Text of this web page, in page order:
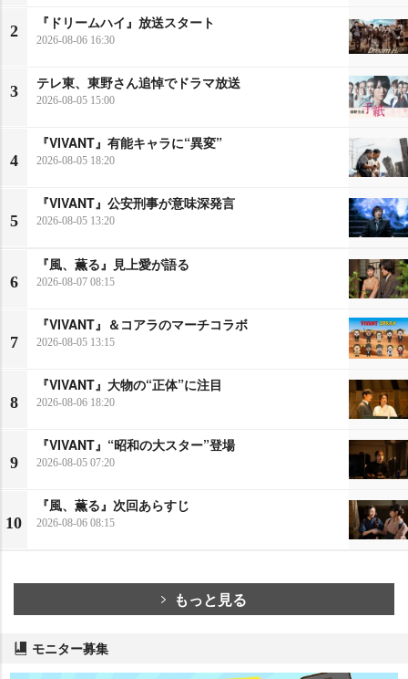
2
『ドリームハイ』放送スタート
2026-08-06 16:30
3
テレ東、東野さん追悼でドラマ放送
2026-08-05 15:00
4
『VIVANT』有能キャラに“異変”
2026-08-05 18:20
5
『VIVANT』公安刑事が意味深発言
2026-08-05 13:20
6
『風、薫る』見上愛が語る
2026-08-07 08:15
7
『VIVANT』＆コアラのマーチコラボ
2026-08-05 13:15
8
『VIVANT』大物の“正体”に注目
2026-08-06 18:20
9
『VIVANT』“昭和の大スター”登場
2026-08-05 07:20
10
『風、薫る』次回あらすじ
2026-08-06 08:15
もっと見る
モニター募集